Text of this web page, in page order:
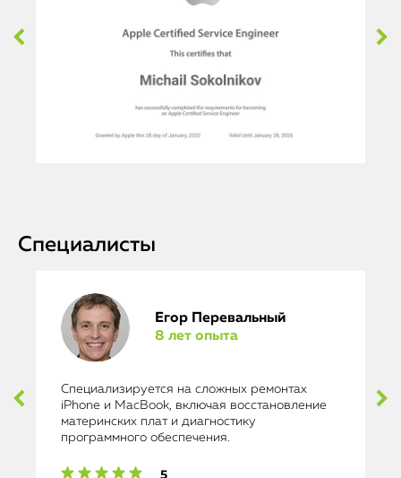
Специалисты
Егор Перевальный
8 лет опыта
Специализируется на сложных ремонтах
iPhone и MacBook, включая восстановление
материнских плат и диагностику
программного обеспечения.
5